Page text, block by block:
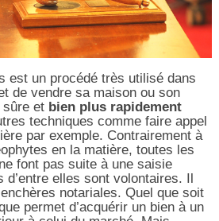
est un procédé très utilisé dans
de vendre sa maison ou son
sûre et bien plus rapidement
techniques comme faire appel
par exemple. Contrairement à
en la matière, toutes les
font pas suite à une saisie
d’entre elles sont volontaires. Il
notariales. Quel que soit
permet d’acquérir un bien à un